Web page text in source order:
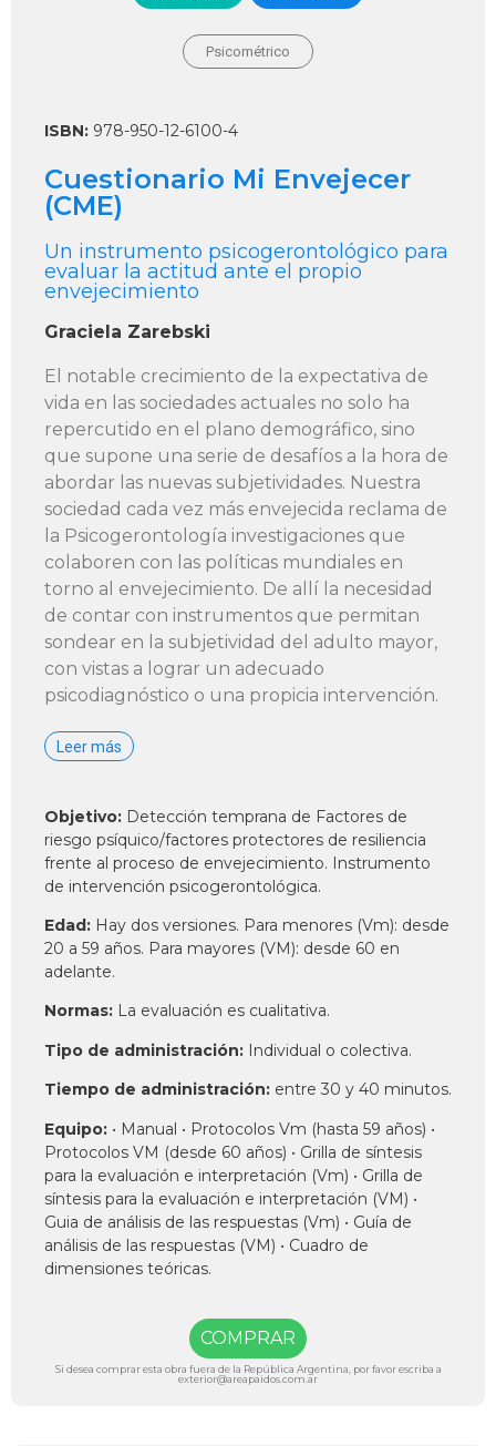
Psicométrico
ISBN: 978-950-12-6100-4
Cuestionario Mi Envejecer
(CME)
Un instrumento psicogerontológico para
evaluar la actitud ante el propio
envejecimiento
Graciela Zarebski
El notable crecimiento de la expectativa de
vida en las sociedades actuales no solo ha
repercutido en el plano demográfico, sino
que supone una serie de desafíos a la hora de
abordar las nuevas subjetividades. Nuestra
sociedad cada vez más envejecida reclama de
la Psicogerontología investigaciones que
colaboren con las políticas mundiales en
torno al envejecimiento. De allí la necesidad
de contar con instrumentos que permitan
sondear en la subjetividad del adulto mayor,
con vistas a lograr un adecuado
psicodiagnóstico o una propicia intervención.
Leer más
Objetivo: Detección temprana de Factores de
riesgo psíquico/factores protectores de resiliencia
frente al proceso de envejecimiento. Instrumento
de intervención psicogerontológica.
Edad: Hay dos versiones. Para menores (Vm): desde
20 a 59 años. Para mayores (VM): desde 60 en
adelante.
Normas: La evaluación es cualitativa.
Tipo de administración: Individual o colectiva.
Tiempo de administración: entre 30 y 40 minutos.
Equipo: • Manual • Protocolos Vm (hasta 59 años) •
Protocolos VM (desde 60 años) • Grilla de síntesis
para la evaluación e interpretación (Vm) • Grilla de
síntesis para la evaluación e interpretación (VM) •
Guia de análisis de las respuestas (Vm) • Guía de
análisis de las respuestas (VM) • Cuadro de
dimensiones teóricas.
COMPRAR
Si desea comprar esta obra fuera de la República Argentina, por favor escriba a
exterior@areapaidos.com.ar